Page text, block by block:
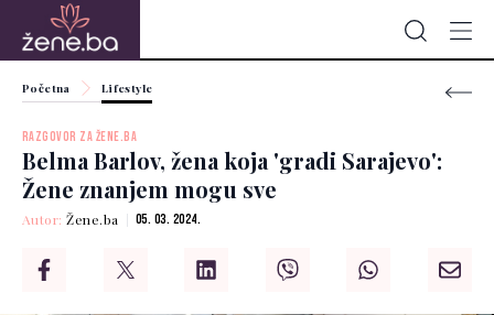
Početna Lifestyle
RAZGOVOR ZA ŽENE.BA
Belma Barlov, žena koja 'gradi Sarajevo':
Žene znanjem mogu sve
Autor:Žene.ba 05. 03. 2024.